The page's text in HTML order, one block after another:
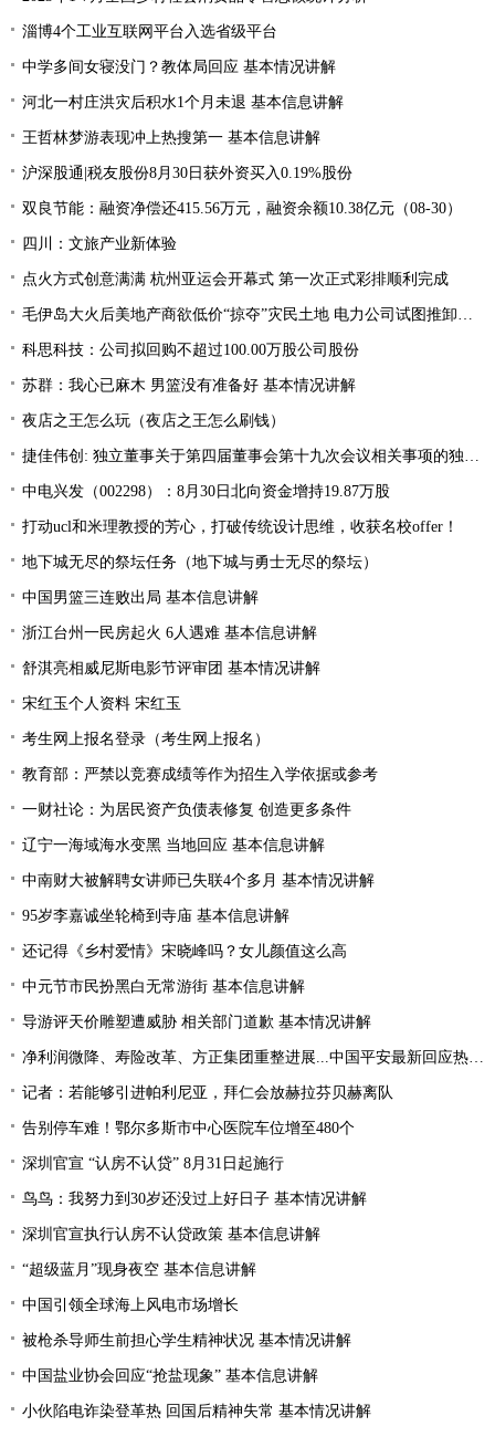
淄博4个工业互联网平台入选省级平台
中学多间女寝没门？教体局回应 基本情况讲解
河北一村庄洪灾后积水1个月未退 基本信息讲解
王哲林梦游表现冲上热搜第一 基本信息讲解
沪深股通|税友股份8月30日获外资买入0.19%股份
双良节能：融资净偿还415.56万元，融资余额10.38亿元（08-30）
四川：文旅产业新体验
点火方式创意满满 杭州亚运会开幕式 第一次正式彩排顺利完成
毛伊岛大火后美地产商欲低价“掠夺”灾民土地 电力公司试图推卸责任
科思科技：公司拟回购不超过100.00万股公司股份
苏群：我心已麻木 男篮没有准备好 基本情况讲解
夜店之王怎么玩（夜店之王怎么刷钱）
捷佳伟创: 独立董事关于第四届董事会第十九次会议相关事项的独立意见
中电兴发（002298）：8月30日北向资金增持19.87万股
打动ucl和米理教授的芳心，打破传统设计思维，收获名校offer！
地下城无尽的祭坛任务（地下城与勇士无尽的祭坛）
中国男篮三连败出局 基本信息讲解
浙江台州一民房起火 6人遇难 基本信息讲解
舒淇亮相威尼斯电影节评审团 基本情况讲解
宋红玉个人资料 宋红玉
考生网上报名登录（考生网上报名）
教育部：严禁以竞赛成绩等作为招生入学依据或参考
一财社论：为居民资产负债表修复 创造更多条件
辽宁一海域海水变黑 当地回应 基本信息讲解
中南财大被解聘女讲师已失联4个多月 基本情况讲解
95岁李嘉诚坐轮椅到寺庙 基本信息讲解
还记得《乡村爱情》宋晓峰吗？女儿颜值这么高
中元节市民扮黑白无常游街 基本信息讲解
导游评天价雕塑遭威胁 相关部门道歉 基本情况讲解
净利润微降、寿险改革、方正集团重整进展...中国平安最新回应热点问题
记者：若能够引进帕利尼亚，拜仁会放赫拉芬贝赫离队
告别停车难！鄂尔多斯市中心医院车位增至480个
深圳官宣 “认房不认贷” 8月31日起施行
鸟鸟：我努力到30岁还没过上好日子 基本情况讲解
深圳官宣执行认房不认贷政策 基本信息讲解
“超级蓝月”现身夜空 基本信息讲解
中国引领全球海上风电市场增长
被枪杀导师生前担心学生精神状况 基本情况讲解
中国盐业协会回应“抢盐现象” 基本信息讲解
小伙陷电诈染登革热 回国后精神失常 基本情况讲解